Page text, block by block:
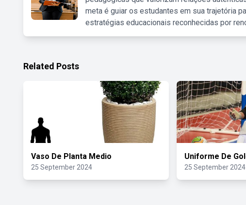
meta é guiar os estudantes em sua trajetória
estratégias educacionais reconhecidas por
Related Posts
Vaso De Planta Medio
25 September 2024
Uniforme De
25 September 2024